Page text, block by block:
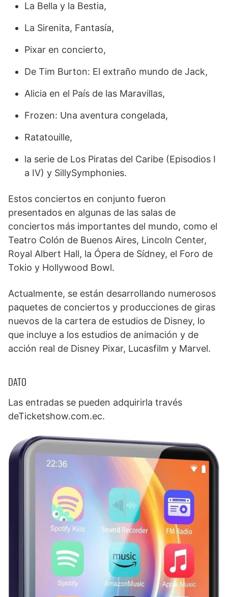
La Bella y la Bestia,
La Sirenita, Fantasía,
Pixar en concierto,
De Tim Burton: El extraño mundo de Jack,
Alicia en el País de las Maravillas,
Frozen: Una aventura congelada,
Ratatouille,
la serie de Los Piratas del Caribe (Episodios I
a IV) y SillySymphonies.
Estos conciertos en conjunto fueron
presentados en algunas de las salas de
conciertos más importantes del mundo, como el
Teatro Colón de Buenos Aires, Lincoln Center,
Royal Albert Hall, la Ópera de Sídney, el Foro de
Tokio y Hollywood Bowl.
Actualmente, se están desarrollando numerosos
paquetes de conciertos y producciones de giras
nuevos de la cartera de estudios de Disney, lo
que incluye a los estudios de animación y de
acción real de Disney Pixar, Lucasfilm y Marvel.
DATO
Las entradas se pueden adquirirla través
deTicketshow.com.ec.